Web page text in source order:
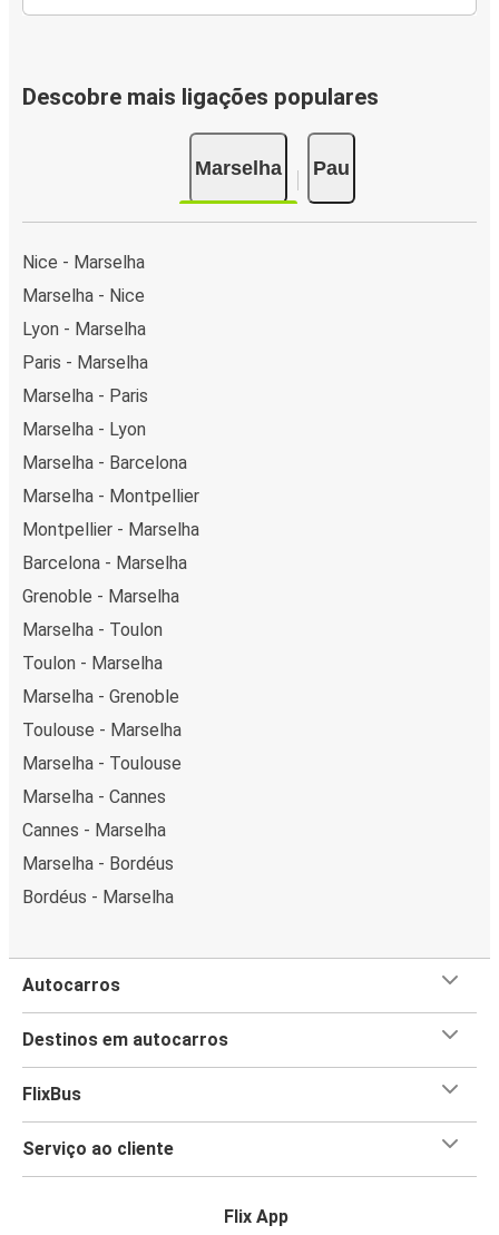
Descobre mais ligações populares
Marselha Pau
Nice - Marselha
Marselha - Nice
Lyon - Marselha
Paris - Marselha
Marselha - Paris
Marselha - Lyon
Marselha - Barcelona
Marselha - Montpellier
Montpellier - Marselha
Barcelona - Marselha
Grenoble - Marselha
Marselha - Toulon
Toulon - Marselha
Marselha - Grenoble
Toulouse - Marselha
Marselha - Toulouse
Marselha - Cannes
Cannes - Marselha
Marselha - Bordéus
Bordéus - Marselha
Autocarros
Destinos em autocarros
FlixBus
Serviço ao cliente
Flix App